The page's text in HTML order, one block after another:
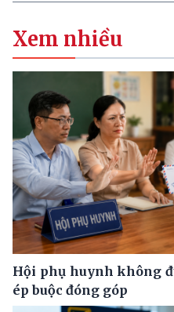
Xem nhiều
Hội phụ huynh không
ép buộc đóng góp